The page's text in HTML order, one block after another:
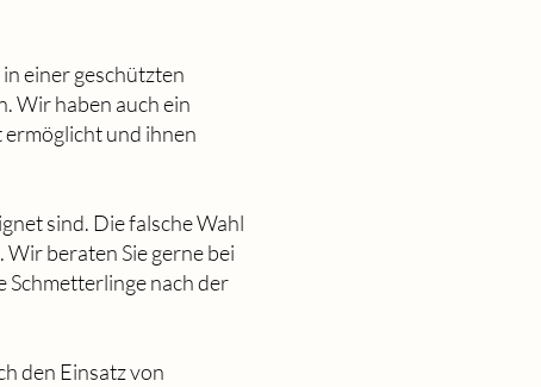
einer geschützten
Wir haben auch ein
und ihnen
sind. Die falsche Wahl
beraten Sie gerne bei
Schmetterlinge nach der
den Einsatz von